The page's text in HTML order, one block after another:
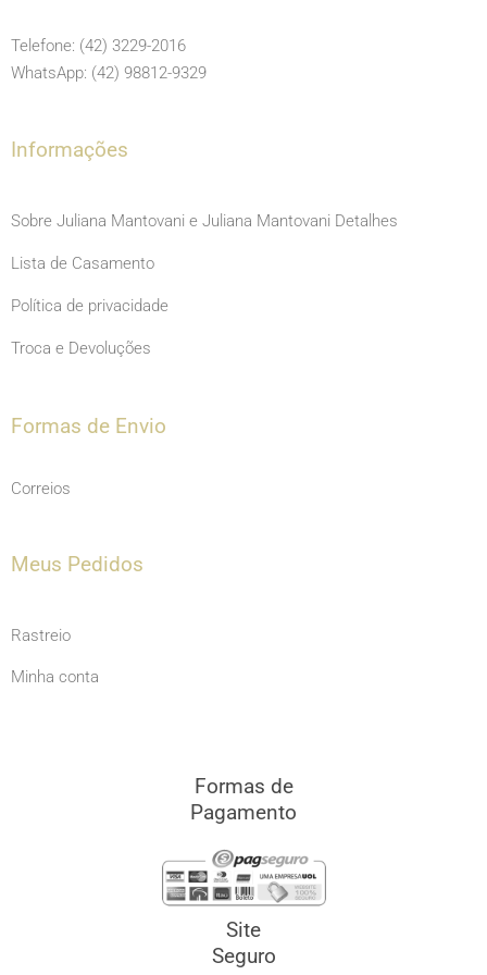
o
o
g
r
m
b
e
Telefone: (42) 3229-2016
WhatsApp: (42) 98812-9329
Informações
Sobre Juliana Mantovani e Juliana Mantovani Detalhes
Lista de Casamento
Política de privacidade
Troca e Devoluções
Formas de Envio
Correios
Meus Pedidos
Rastreio
Minha conta
Formas de
Pagamento
Site
Seguro